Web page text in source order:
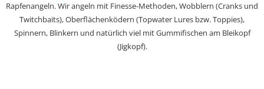
Rapfenangeln. Wir angeln mit Finesse-Methoden, Wobblern (Cranks und
Twitchbaits), Oberflächenködern (Topwater Lures bzw. Toppies),
Spinnern, Blinkern und natürlich viel mit Gummifischen am Bleikopf
(Jigkopf).